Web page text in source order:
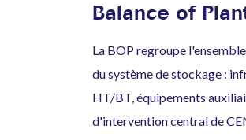
Balance of
La BOP regroupe
du système de stockage :
HT/BT, équipements
d'intervention central de